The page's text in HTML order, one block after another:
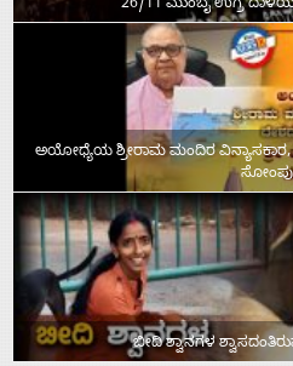
26/11 ಮುಂಬೈ ಉಗ್ರ
ಅಯೋಧ್ಯೆಯ ಶ್ರೀರಾಮ ಮಂದಿರ ವಿನ್ಯಾಸಕಾರ,
ಬೀದಿ ಶ್ವಾನಗಳ